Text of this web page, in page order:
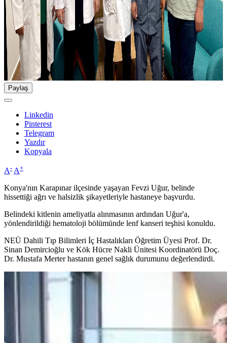
Paylaş
Linkedin
Pinterest
Telegram
Yazdır
Kopyala
A- A+
Konya'nın Karapınar ilçesinde yaşayan Fevzi Uğur, belinde
hissettiği ağrı ve halsizlik şikayetleriyle hastaneye başvurdu.
Belindeki kitlenin ameliyatla alınmasının ardından Uğur'a,
yönlendirildiği hematoloji bölümünde lenf kanseri teşhisi konuldu.
NEÜ Dahili Tıp Bilimleri İç Hastalıkları Öğretim Üyesi Prof. Dr.
Sinan Demircioğlu ve Kök Hücre Nakli Ünitesi Koordinatörü Doç.
Dr. Mustafa Merter hastanın genel sağlık durumunu değerlendirdi.